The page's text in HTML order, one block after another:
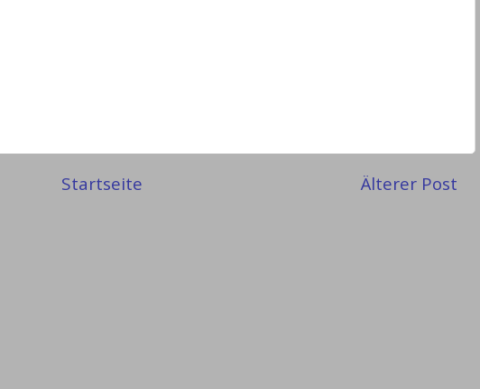
Älterer Post
Startseite